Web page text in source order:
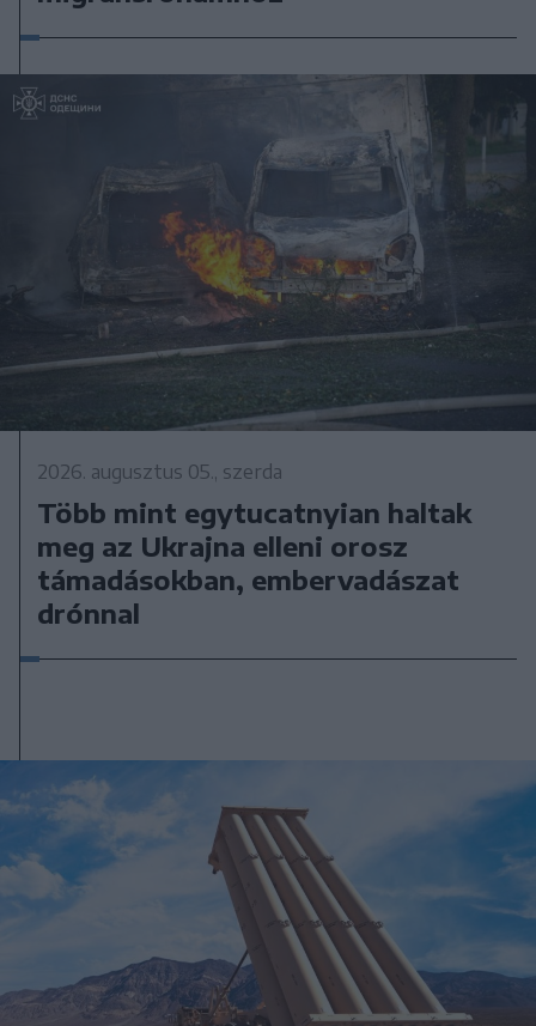
2026. augusztus 05., szerda
Több mint egytucatnyian haltak
meg az Ukrajna elleni orosz
támadásokban, embervadászat
drónnal